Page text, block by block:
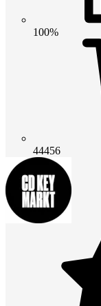
100%
44456